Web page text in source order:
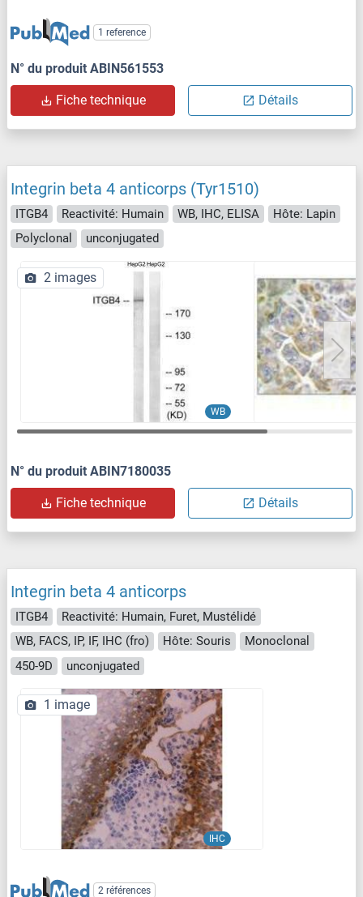
1 reference
N° du produit ABIN561553
Fiche technique Détails
Integrin beta 4 anticorps (Tyr1510)
ITGB4 Reactivité: Humain WB, IHC, ELISA
Hôte: Lapin
Polyclonal
unconjugated
WB
2 images
N° du produit ABIN7180035
Fiche technique Détails
Integrin beta 4 anticorps
ITGB4
Reactivité: Humain, Furet, Mustélidé
WB, FACS, IP, IF, IHC (fro)
Hôte: Souris
Monoclonal
450-9D
unconjugated
IHC
1 image
2 références